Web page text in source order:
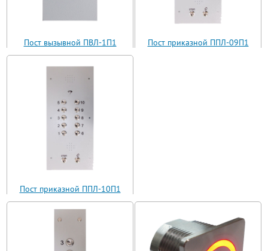
Пост вызывной ПВЛ-1П1
(ВП11-1)
Пост приказной ППЛ-09П1
Пост приказной ППЛ-10П1
(ППЛ11-10)